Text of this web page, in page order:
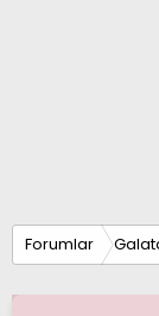
Forumlar